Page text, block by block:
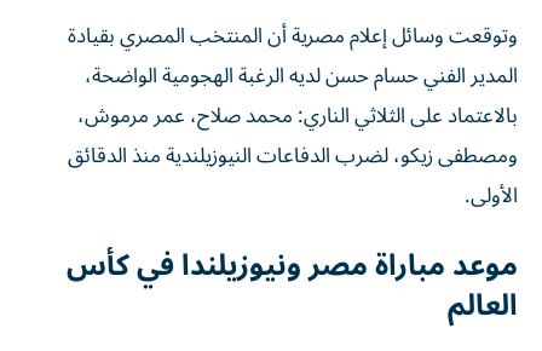
وتوقعت وسائل إعلام مصرية أن المنتخب المصري بقيادة
المدير الفني حسام حسن لديه الرغبة الهجومية الواضحة،
بالاعتماد على الثلاثي الناري: محمد صلاح، عمر مرموش،
ومصطفى زيكو، لضرب الدفاعات النيوزيلندية منذ الدقائق
الأولى.
موعد مباراة مصر ونيوزيلندا في كأس
العالم